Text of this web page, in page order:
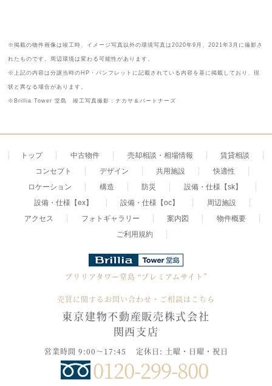
※掲載の物件画像は竣工時、イメージ写真以外の環境写真は2020年9月、2021年3月に撮影さ
れたものです。周辺環境は変わる可能性があります。
※上記の内容は分譲当時のHP・パンフレットに記載されている内容を基に掲載しており、現
状と異なる場合があります。
※Brillia Tower 堂島 竣工写真撮影：ナカサ＆パートナーズ
トップ 中古物件 売却相談・相場情報
賃貸相談
コンセプト
デザイン 共用施設
快適性
ロケーション
構造 防災
設備・仕様【sk】
設備・仕様【ex】
設備・仕様【oc】
周辺施設
アクセス
フォトギャラリー 案内図
物件概要
ご利用規約
ブリリアタワー堂島 “プレミアムサイト”
売買に関するお問い合わせ・ご相談はこちら
東京建物不動産販売株式会社
関西支店
営業時間 9:00～17:45 定休日: 土曜・日曜・祝日
0120-299-800